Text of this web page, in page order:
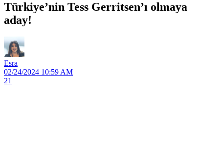
Türkiye’nin Tess Gerritsen’ı olmaya
aday!
Esra
02/24/2024 10:59 AM
21